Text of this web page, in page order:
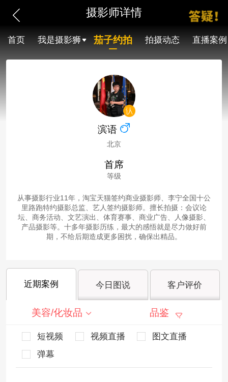
摄影师详情
首页 我是摄影狮 茄子约拍 拍摄动态 直播案例
滨语
北京
首席
等级
从事摄影行业11年，淘宝天猫签约商业摄影师、李宁全国十公
里路跑特约摄影总监、艺人签约摄影师。擅长拍摄：会议论
坛、商务活动、文艺演出、体育赛事、商业广告、人像摄影、
产品摄影等。十多年摄影历练，最大的感悟就是尽力做好前
期，不给后期造成更多困扰，确保出精品。
近期案例 今日图说 客户评价
美容/化妆品 品鉴
短视频 视频直播
图文直播
弹幕